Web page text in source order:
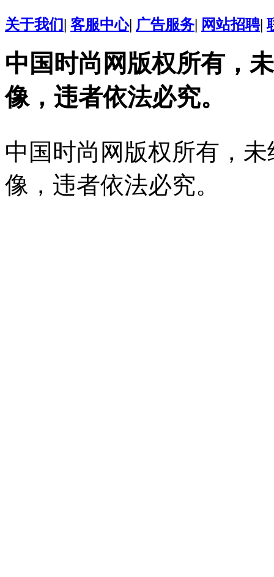
关于我们 客服中心| 广告服务 网站招聘|
中国时尚网版权所有，
像，违者依法必究。
中国时尚网版权所有，
像，违者依法必究。